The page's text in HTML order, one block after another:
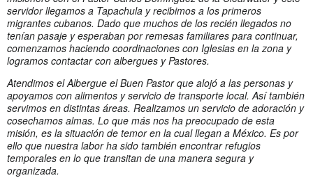
servidor llegamos a Tapachula y recibimos a los primeros
migrantes cubanos. Dado que muchos de los recién llegados no
tenían pasaje y esperaban por remesas familiares para continuar,
comenzamos haciendo coordinaciones con Iglesias en la zona y
logramos contactar con albergues y Pastores.
Atendimos el Albergue el Buen Pastor que alojó a las personas y
apoyamos con alimentos y servicio de transporte local. Así también
servimos en distintas áreas. Realizamos un servicio de adoración y
cosechamos almas. Lo que más nos ha preocupado de esta
misión, es la situación de temor en la cual llegan a México. Es por
ello que nuestra labor ha sido también encontrar refugios
temporales en lo que transitan de una manera segura y
organizada.